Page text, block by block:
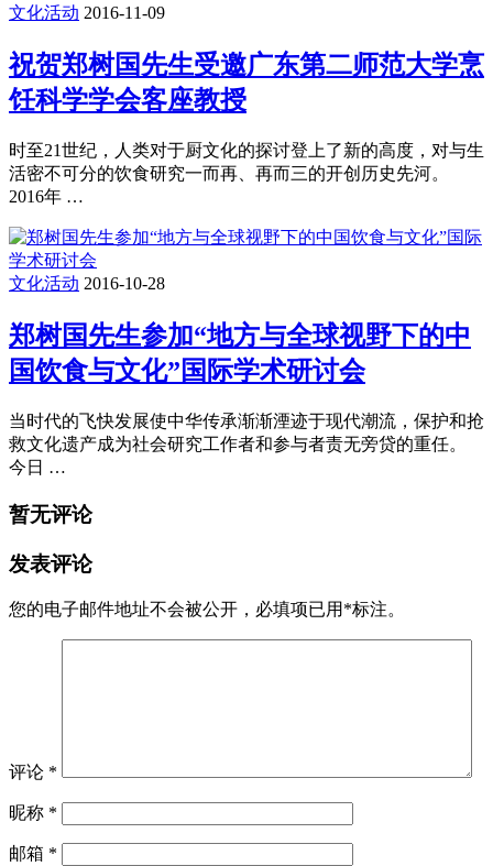
文化活动 2016-11-09
祝贺郑树国先生受邀广东第二师范大学烹
饪科学学会客座教授
时至21世纪，人类对于厨文化的探讨登上了新的高度，对与生
活密不可分的饮食研究一而再、再而三的开创历史先河。
2016年 …
文化活动 2016-10-28
郑树国先生参加“地方与全球视野下的中
国饮食与文化”国际学术研讨会
当时代的飞快发展使中华传承渐渐湮迹于现代潮流，保护和抢
救文化遗产成为社会研究工作者和参与者责无旁贷的重任。
今日 …
暂无评论
发表评论
您的电子邮件地址不会被公开， 必填项已用 *标注。
评论 *
昵称 *
邮箱 *